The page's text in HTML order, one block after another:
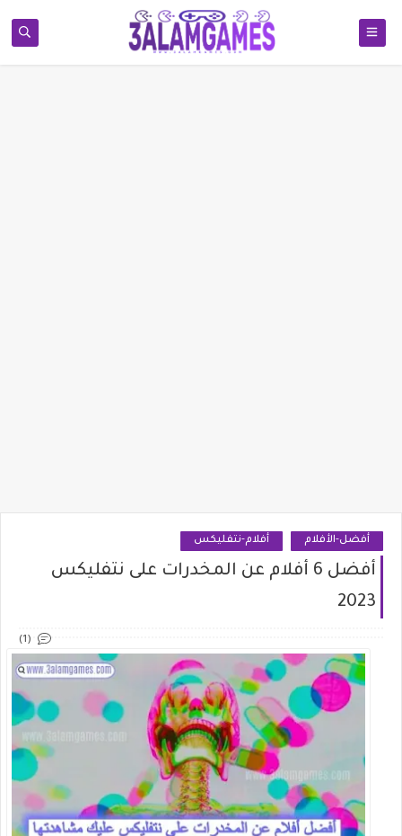
أفضل-الأفلام أفلام-نتفليكس
أفضل 6 أفلام عن المخدرات على نتفليكس
2023
(1)